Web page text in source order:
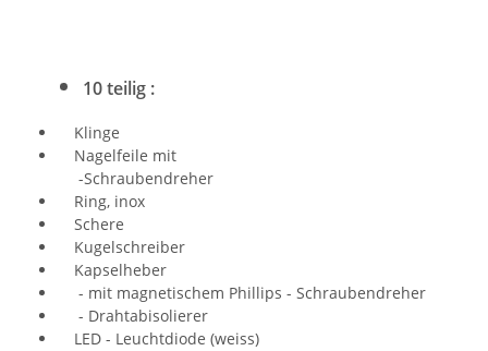
10 teilig :
Klinge
Nagelfeile mit
-Schraubendreher
Ring, inox
Schere
Kugelschreiber
Kapselheber
- mit magnetischem Phillips - Schraubendreher
- Drahtabisolierer
LED - Leuchtdiode (weiss)